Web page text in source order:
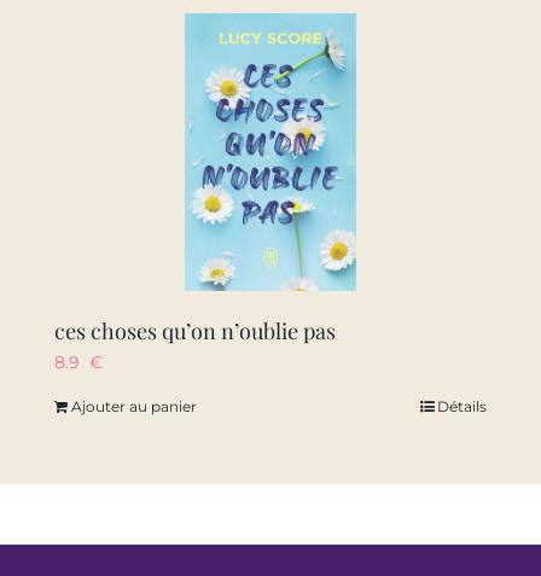
ces choses qu’on n’oublie pas
8.9 €
Ajouter au panier Détails